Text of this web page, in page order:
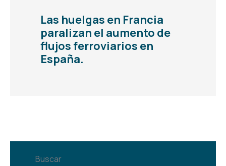
Las huelgas en Francia
paralizan el aumento de
flujos ferroviarios en
España.
Buscar